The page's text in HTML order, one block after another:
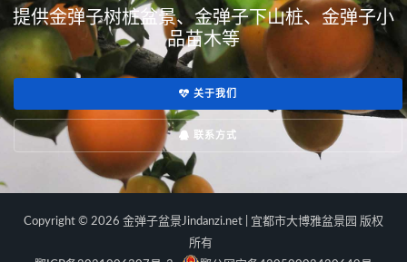
提供金弹子树桩盆景、金弹子下山桩、金弹子小
品苗木等
关于我们
联系方式
Copyright © 2026 金弹子盆景Jindanzi.net | 宜都市大博雅盆景园 版权
所有